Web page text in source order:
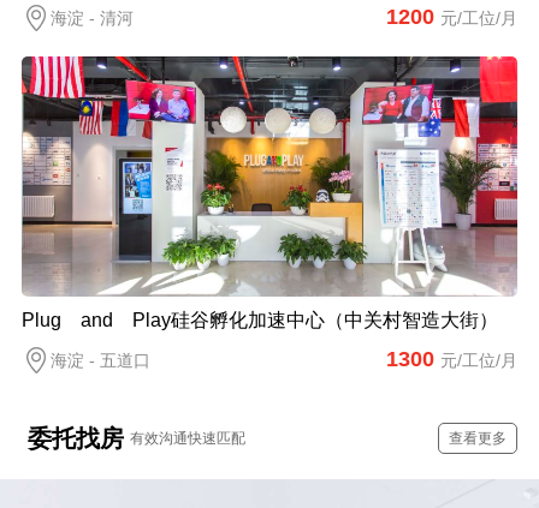
海淀 - 清河 1200 元/工位/月
Plug and Play硅谷孵化加速中心（中关村智造大街）
海淀 - 五道口 1300 元/工位/月
委托找房 有效沟通快速匹配 查看更多